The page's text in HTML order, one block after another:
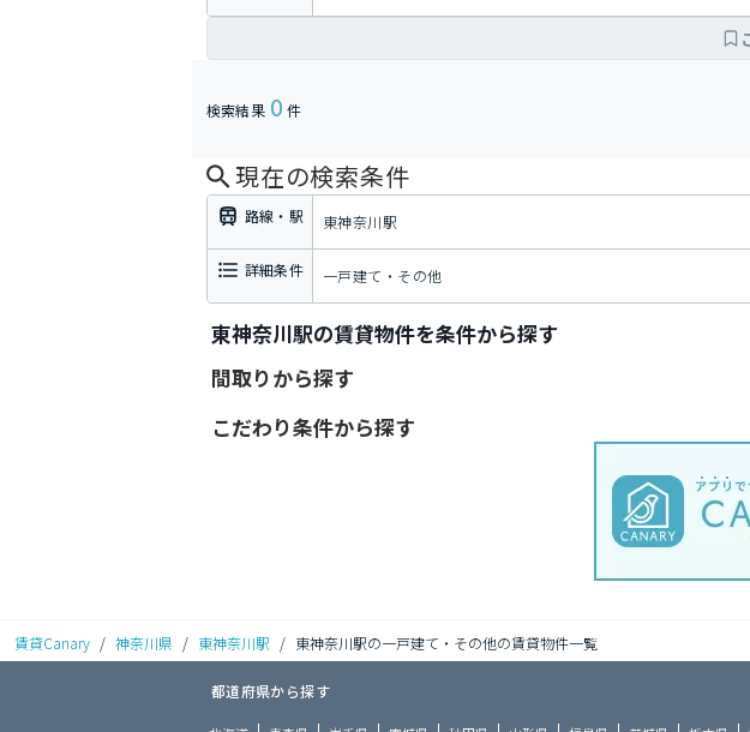
検索結果 0 件
現在の検索条件
路線・駅 東神奈川駅
詳細条件 一戸建て・その他
東神奈川駅の賃貸物件を条件から探す
間取りから探す
こだわり条件から探す
賃貸Canary / 神奈川県 / 東神奈川駅 / 東神奈川駅の一戸建て・その他の賃貸物件一覧
都道府県から探す